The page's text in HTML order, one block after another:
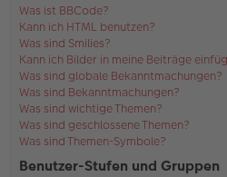
Was ist BBCode?
Kann ich HTML benutzen?
Was sind Smilies?
Kann ich Bilder in meine Beiträge
Was sind globale Bekanntmachungen?
Was sind Bekanntmachungen?
Was sind wichtige Themen?
Was sind geschlossene Themen?
Was sind Themen-Symbole?
Benutzer-Stufen und Gruppen